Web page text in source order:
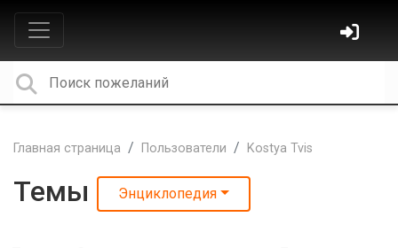
Главная страница Пользователи Kostya Tvis
Темы Энциклопедия